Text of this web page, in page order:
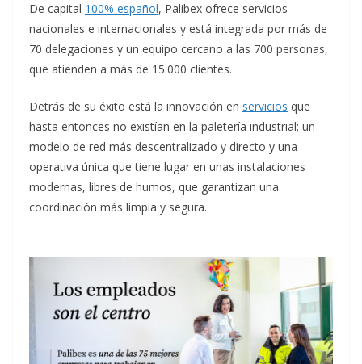
De capital 100% español, Palibex ofrece servicios
nacionales e internacionales y está integrada por más de
70 delegaciones y un equipo cercano a las 700 personas,
que atienden a más de 15.000 clientes.
Detrás de su éxito está la innovación en servicios que
hasta entonces no existían en la paletería industrial; un
modelo de red más descentralizado y directo y una
operativa única que tiene lugar en unas instalaciones
modernas, libres de humos, que garantizan una
coordinación más limpia y segura.